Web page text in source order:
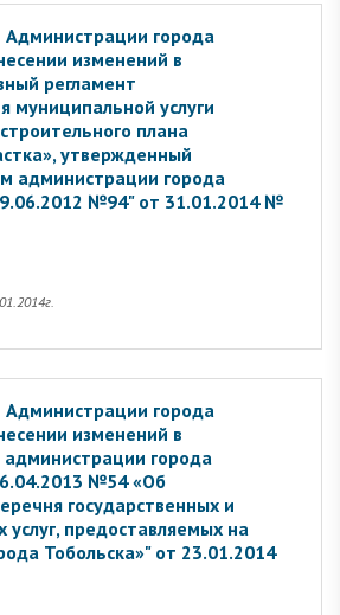
Администрации города
изменений в
регламент
муниципальной услуги
плана
утвержденный
администрации города
№94" от 31.01.2014 №
Администрации города
изменений в
администрации города
№54 «Об
государственных и
предоставляемых на
Тобольска»" от 23.01.2014